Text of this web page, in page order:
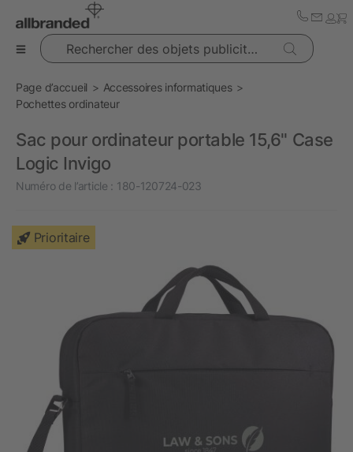
Rechercher des objets publicitaires
Page d’accueil
Accessoires informatiques
Pochettes ordinateur
Sac pour ordinateur portable 15,6" Case
Logic Invigo
Numéro de l’article : 180-120724-023
Prioritaire